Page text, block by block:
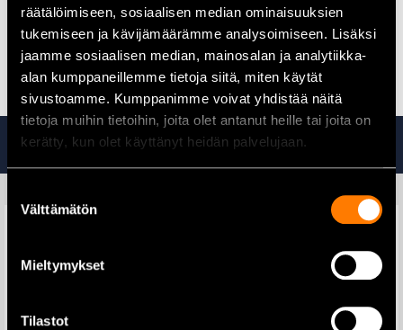
räätälöimiseen, sosiaalisen median ominaisuuksien
tukemiseen ja kävijämäärämme analysoimiseen. Lisäksi
jaamme sosiaalisen median, mainosalan ja analytiikka-
alan kumppaneillemme tietoja siitä, miten käytät
sivustoamme. Kumppanimme voivat yhdistää näitä
tietoja muihin tietoihin, joita olet antanut heille tai joita on
kerätty, kun olet käyttänyt heidän palvelujaan.
valinta
Välttämätön
Mieltymykset
Tilastot
Skala:Streckkodsskala
Konstruktion:Teleskopisk
Användningsområde:Laser- och avvägningsmätningar
Ta även en titt på
med hjälmfäste